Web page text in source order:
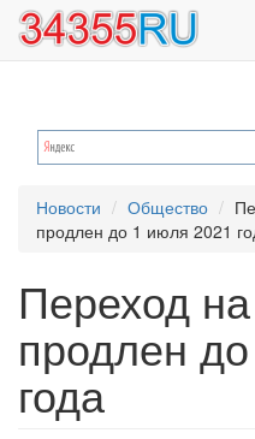
Перейти
основному
Новости Общество
продлен до 1 июля 2021
Переход
продлен
года